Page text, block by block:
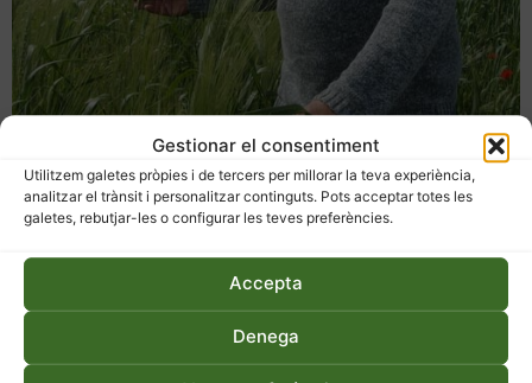
Gestionar el consentiment
Utilitzem galetes pròpies i de tercers per millorar la teva experiència,
analitzar el trànsit i personalitzar continguts. Pots acceptar totes les
galetes, rebutjar-les o configurar les teves preferències.
Accepta
Denega
Pep Bòria: el cultiu ecològic de
cereals sense rotacions ni
aportacions d’adob
En Pep Bòria és un dels pioners de la producció ecològica de